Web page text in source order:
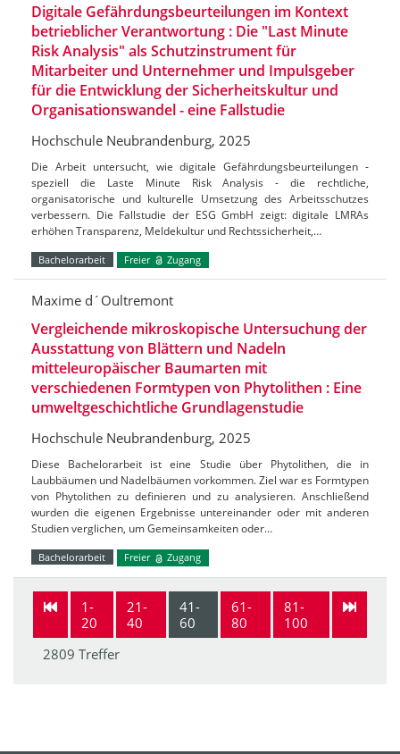
Digitale Gefährdungsbeurteilungen im Kontext
betrieblicher Verantwortung : Die "Last Minute
Risk Analysis" als Schutzinstrument für
Mitarbeiter und Unternehmer und Impulsgeber
für die Entwicklung der Sicherheitskultur und
Organisationswandel - eine Fallstudie
Hochschule Neubrandenburg, 2025
Die Arbeit untersucht, wie digitale Gefährdungsbeurteilungen -
speziell die Laste Minute Risk Analysis - die rechtliche,
organisatorische und kulturelle Umsetzung des Arbeitsschutzes
verbessern. Die Fallstudie der ESG GmbH zeigt: digitale LMRAs
erhöhen Transparenz, Meldekultur und Rechtssicherheit,…
Bachelorarbeit Freier Zugang
Maxime d´Oultremont
Vergleichende mikroskopische Untersuchung der
Ausstattung von Blättern und Nadeln
mitteleuropäischer Baumarten mit
verschiedenen Formtypen von Phytolithen : Eine
umweltgeschichtliche Grundlagenstudie
Hochschule Neubrandenburg, 2025
Diese Bachelorarbeit ist eine Studie über Phytolithen, die in
Laubbäumen und Nadelbäumen vorkommen. Ziel war es Formtypen
von Phytolithen zu definieren und zu analysieren. Anschließend
wurden die eigenen Ergebnisse untereinander oder mit anderen
Studien verglichen, um Gemeinsamkeiten oder…
Bachelorarbeit Freier Zugang
1-
20
21-
40
41-
60
61-
80
81-
100
2809 Treffer